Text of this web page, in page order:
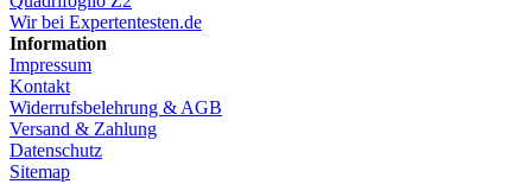
Wir bei Expertentesten.de
Information
Impressum
Kontakt
Widerrufsbelehrung & AGB
Versand & Zahlung
Datenschutz
Sitemap